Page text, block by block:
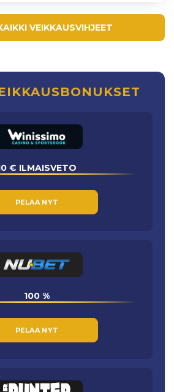
VEIKKAUSVIHJEET
€ ILMAISVETO
PELAA NYT
100 %
PELAA NYT